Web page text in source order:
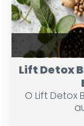
Lift Detox
O Lift Detox